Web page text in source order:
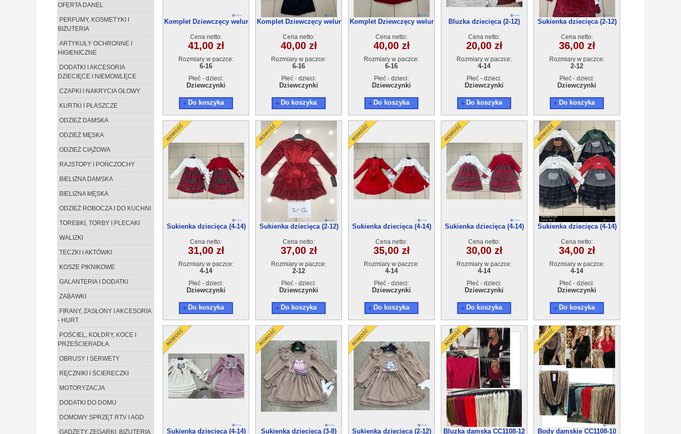
OFERTA DANEL
PERFUMY, KOSMETYKI I
BIŻUTERIA
ARTYKUŁY OCHRONNE I
HIGIENICZNE
DODATKI I AKCESORIA
DZIECIĘCE I NIEMOWLĘCE
CZAPKI I NAKRYCIA GŁOWY
KURTKI I PŁASZCZE
ODZIEŻ DAMSKA
ODZIEŻ MĘSKA
ODZIEŻ CIĄŻOWA
RAJSTOPY I POŃCZOCHY
BIELIZNA DAMSKA
BIELIZNA MĘSKA
ODZIEŻ ROBOCZA I DO KUCHNI
TOREBKI, TORBY I PLECAKI
WALIZKI
TECZKI I AKTÓWKI
KOSZE PIKNIKOWE
GALANTERIA I DODATKI
ZABAWKI
FIRANY, ZASŁONY I AKCESORIA
- HURT
POŚCIEL, KOŁDRY, KOCE I
PRZEŚCIERADŁA
OBRUSY I SERWETY
RĘCZNIKI I ŚCIERECZKI
MOTORYZACJA
DODATKI DO DOMU
DOMOWY SPRZĘT RTV I AGD
GADŻETY, ZEGARKI, BIŻUTERIA,
Komplet Dziewczęcy welur
Cena netto:
41,00 zł
Rozmiary w paczce:
6-16
Płeć - dzieci:
Dziewczynki
Do koszyka
Komplet Dziewczęcy welur
Cena netto:
40,00 zł
Rozmiary w paczce:
6-16
Płeć - dzieci:
Dziewczynki
Do koszyka
Komplet Dziewczęcy welur
Cena netto:
40,00 zł
Rozmiary w paczce:
6-16
Płeć - dzieci:
Dziewczynki
Do koszyka
Bluzka dziecięca (2-12)
Cena netto:
20,00 zł
Rozmiary w paczce:
4-14
Płeć - dzieci:
Dziewczynki
Do koszyka
Sukienka dziecięca (2-12)
Cena netto:
36,00 zł
Rozmiary w paczce:
2-12
Płeć - dzieci:
Dziewczynki
Do koszyka
Sukienka dziecięca (4-14)
Cena netto:
31,00 zł
Rozmiary w paczce:
4-14
Płeć - dzieci:
Dziewczynki
Do koszyka
Sukienka dziecięca (2-12)
Cena netto:
37,00 zł
Rozmiary w paczce:
2-12
Płeć - dzieci:
Dziewczynki
Do koszyka
Sukienka dziecięca (4-14)
Cena netto:
35,00 zł
Rozmiary w paczce:
4-14
Płeć - dzieci:
Dziewczynki
Do koszyka
Sukienka dziecięca (4-14)
Cena netto:
30,00 zł
Rozmiary w paczce:
4-14
Płeć - dzieci:
Dziewczynki
Do koszyka
Sukienka dziecięca (4-14)
Cena netto:
34,00 zł
Rozmiary w paczce:
4-14
Płeć - dzieci:
Dziewczynki
Do koszyka
Sukienka dziecięca (4-14)
Sukienka dziecięca (3-8)
Sukienka dziecięca (2-12)
Bluzka damska CC1108-12 Body damskie CC1108-10